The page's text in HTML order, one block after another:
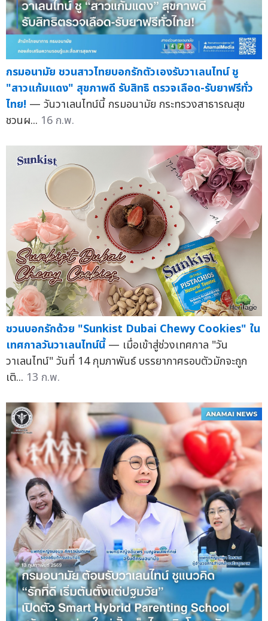
กรมอนามัย ชวนสาวไทยบอกรักตัวเองรับวาเลนไทน์ ชู
"สาวแก้มแดง" สุขภาพดี รับสิทธิ ตรวจเลือด-รับยาฟรีทั่ว
ไทย! — วันวาเลนไทน์นี้ กรมอนามัย กระทรวงสาธารณสุข
ชวนผ... 16 ก.พ.
ชวนบอกรักด้วย "Sunkist Dubai Chewy Cookies" ใน
เทศกาลวันวาเลนไทน์นี้ — เมื่อเข้าสู่ช่วงเทศกาล "วัน
วาเลนไทน์" วันที่ 14 กุมภาพันธ์ บรรยากาศรอบตัวมักจะถูก
เติ... 13 ก.พ.